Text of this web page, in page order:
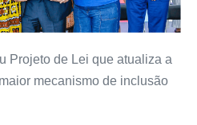
Projeto de Lei que atualiza a
mecanismo de inclusão